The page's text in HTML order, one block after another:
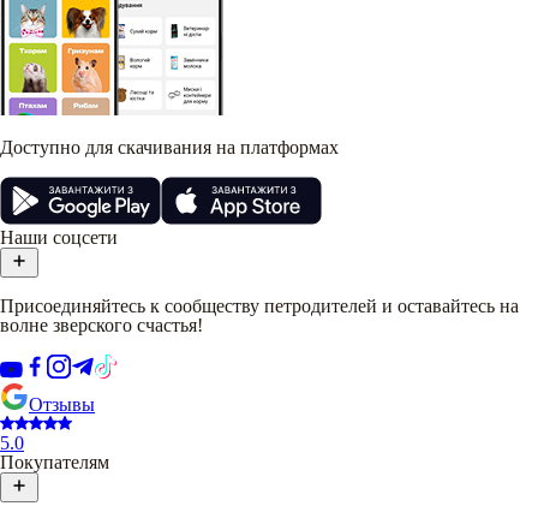
Доступно для скачивания на платформах
Наши соцсети
Присоединяйтесь к сообществу петродителей и оставайтесь на
волне зверского счастья!
Отзывы
5.0
Покупателям